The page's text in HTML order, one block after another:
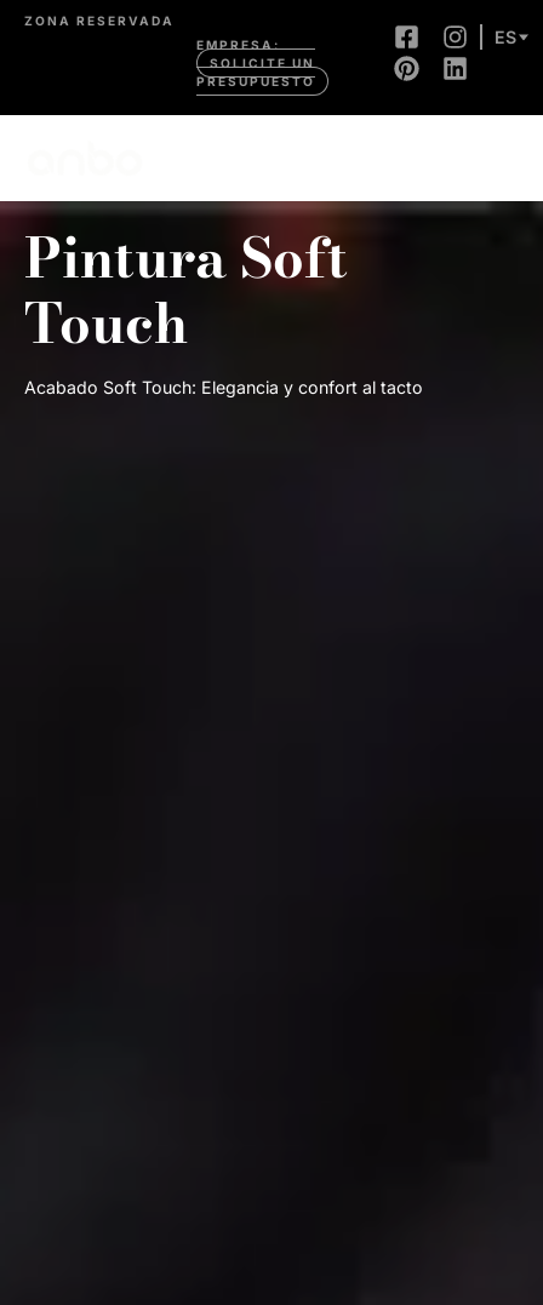
ZONA RESERVADA
EMPRESA:
SOLICITE UN
PRESUPUESTO
ES
Pintura Soft
Touch
Acabado Soft Touch: Elegancia y confort al tacto